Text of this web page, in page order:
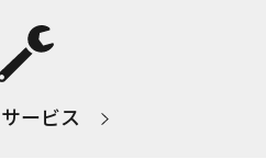
ービス